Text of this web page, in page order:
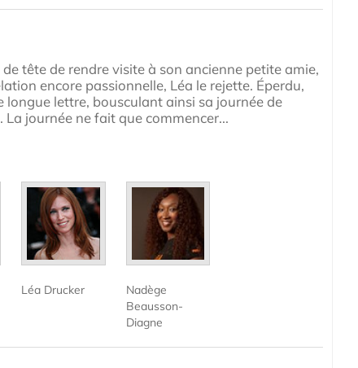
tête de rendre visite à son ancienne petite amie,
encore passionnelle, Léa le rejette. Éperdu,
longue lettre, bousculant ainsi sa journée de
journée ne fait que commencer...
Léa Drucker
Nadège
Beausson-
Diagne